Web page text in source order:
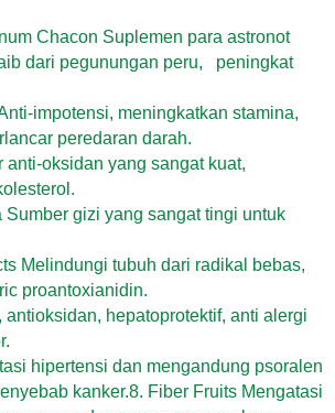
Chacon Suplemen para astronot
dari pegunungan peru, peningkat
impotensi, meningkatkan stamina,
peredaran darah.
anti-oksidan yang sangat kuat,
gizi yang sangat tingi untuk
Melindungi tubuh dari radikal bebas,
proantoxianidin.
antioksidan, hepatoprotektif, anti alergi
hipertensi dan mengandung psoralen
kanker.8. Fiber Fruits Mengatasi